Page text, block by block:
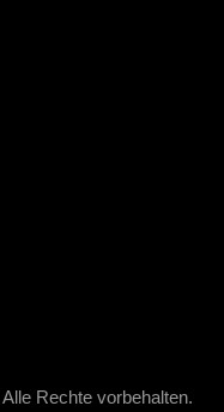
Rechte vorbehalten.